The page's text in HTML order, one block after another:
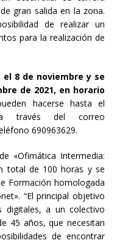
gran salida en la zona.
de realizar un
para la realización de
8 de noviembre y se
de 2021, en horario
hacerse hasta el
través del correo
690963629.
«Ofimática Intermedia:
total de 100 horas y se
Formación homologada
“El principal objetivo
digitales, a un colectivo
45 años, que necesitan
de encontrar